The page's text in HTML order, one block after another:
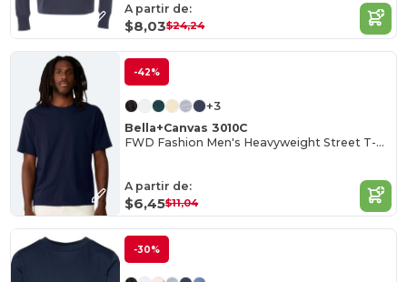
A partir de:
$8,03$24,24
-42%
+3
Bella+Canvas 3010C
FWD Fashion Men's Heavyweight Street T-Shirt
A partir de:
$6,45$11,04
-30%